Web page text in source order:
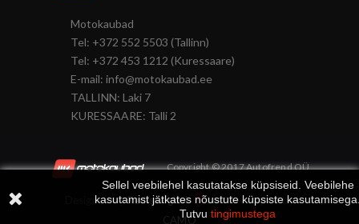
Motokaubad
Tel: +372 552 5503 (Tallinn)
Tel: +372 453 1212 (Kuressaare)
E-mail: info@motokaubad.ee
TALLINN: Laki 7
KURESSAARE: Talli 2
Sellel veebilehel kasutatakse küpsiseid. Veebilehe
kasutamist jätkates nõustute küpsiste
Tutvu tingimustega
Copyright © 2017 Autofrend OÜ
Designed byRedis Digital
and developed by
CAMO